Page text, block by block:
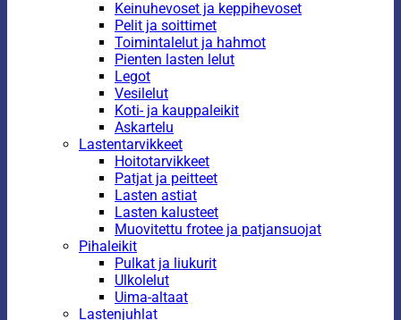
Keinuhevoset ja keppihevoset
Pelit ja soittimet
Toimintalelut ja hahmot
Pienten lasten lelut
Legot
Vesilelut
Koti- ja kauppaleikit
Askartelu
Lastentarvikkeet
Hoitotarvikkeet
Patjat ja peitteet
Lasten astiat
Lasten kalusteet
Muovitettu frotee ja patjansuojat
Pihaleikit
Pulkat ja liukurit
Ulkolelut
Uima-altaat
Lastenjuhlat